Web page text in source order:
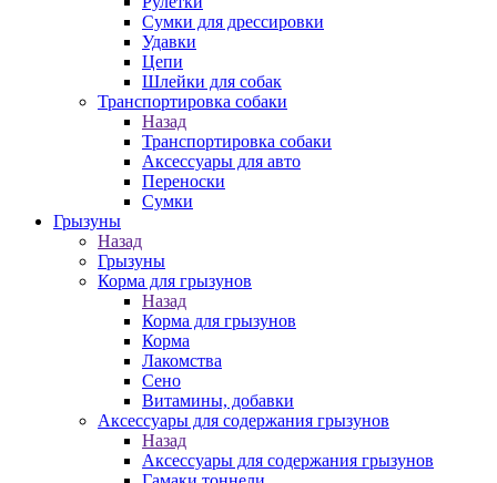
Сумки для дрессировки
Удавки
Цепи
Шлейки для собак
Транспортировка собаки
Назад
Транспортировка собаки
Аксессуары для авто
Переноски
Сумки
Грызуны
Назад
Грызуны
Корма для грызунов
Назад
Корма для грызунов
Корма
Лакомства
Сено
Витамины, добавки
Аксессуары для содержания грызунов
Назад
Аксессуары для содержания грызунов